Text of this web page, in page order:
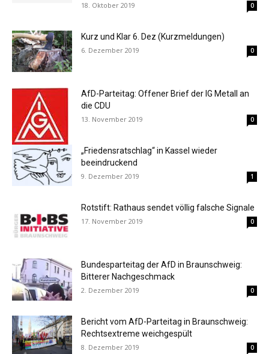
18. Oktober 2019 0
Kurz und Klar 6. Dez (Kurzmeldungen)
6. Dezember 2019 0
AfD-Parteitag: Offener Brief der IG Metall an
die CDU
13. November 2019 0
„Friedensratschlag“ in Kassel wieder
beeindruckend
9. Dezember 2019 1
Rotstift: Rathaus sendet völlig falsche Signale
17. November 2019 0
Bundesparteitag der AfD in Braunschweig:
Bitterer Nachgeschmack
2. Dezember 2019 0
Bericht vom AfD-Parteitag in Braunschweig:
Rechtsextreme weichgespült
8. Dezember 2019 0